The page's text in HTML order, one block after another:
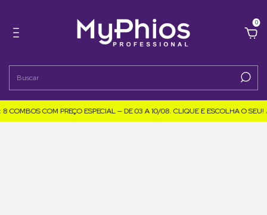
0
COM PREÇO ESPECIAL — DE 03 A 10/08. CLIQUE E ESCOLHA O SEU! 🎉